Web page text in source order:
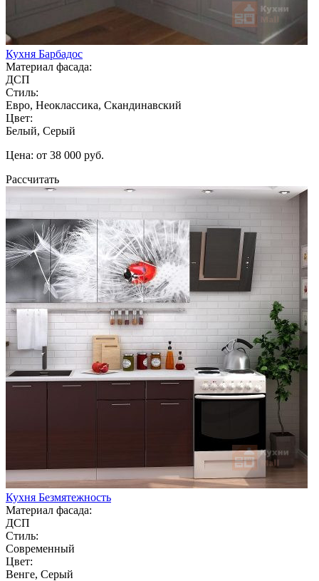
Кухня Барбадос
Материал фасада:
ДСП
Стиль:
Евро, Неоклассика, Скандинавский
Цвет:
Белый, Серый
Цена: от 38 000 руб.
Рассчитать
Кухня Безмятежность
Материал фасада:
ДСП
Стиль:
Современный
Цвет:
Венге, Серый